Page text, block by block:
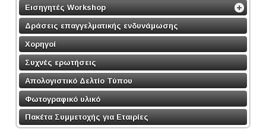
Εισηγητές Workshop
Δράσεις επαγγελματικής ενδυνάμωσης
Χορηγοί
Συχνές ερωτήσεις
Απολογιστικό Δελτίο Τύπου
Φωτογραφικό υλικό
Πακέτα Συμμετοχής για Εταιρίες